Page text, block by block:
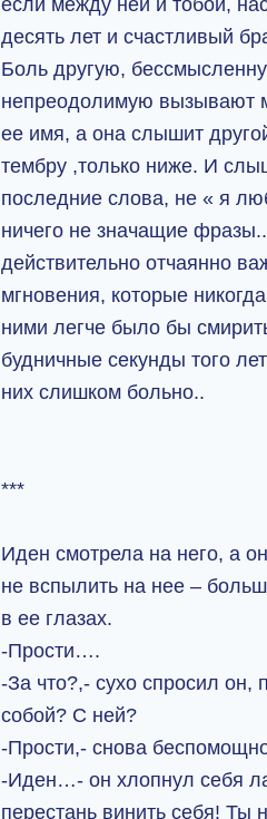
десять лет и счастливый
Боль другую,
непреодолимую вызывают
ее имя, а она слышит
тембру ,только ниже. И
последние слова, не « я
ничего не значащие
действительно отчаянно
мгновения, которые
ними легче было бы
будничные секунды того
них слишком больно..
***
Иден смотрела на него, а
не вспылить на нее –
в ее глазах.
-Прости….
-За что?,- сухо спросил он,
собой? С ней?
-Прости,- снова
-Иден…- он хлопнул себя
перестань винить себя! Ты